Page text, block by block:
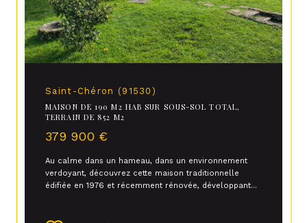
Saint-Chéron (91530)
MAISON DE 190 M2 HAB SUR SOUS-SOL TOTAL,
TERRAIN DE 852 M2
379 900 €
Au calme dans un hameau, dans un environnement
verdoyant, découvrez cette maison traditionnelle
édifiée en 1976 et récemment rénovée, développant...